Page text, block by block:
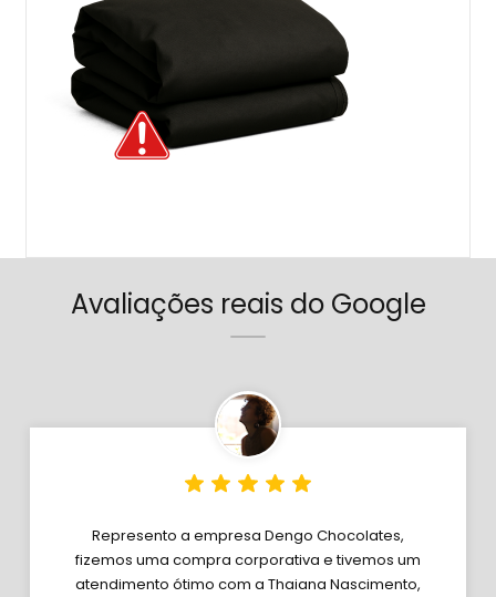
Avaliações reais do Google
Represento a empresa Dengo Chocolates,
fizemos uma compra corporativa e tivemos um
atendimento ótimo com a Thaiana Nascimento,